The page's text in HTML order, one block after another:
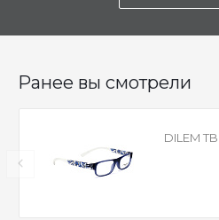
Ранее вы смотрели
DILEM